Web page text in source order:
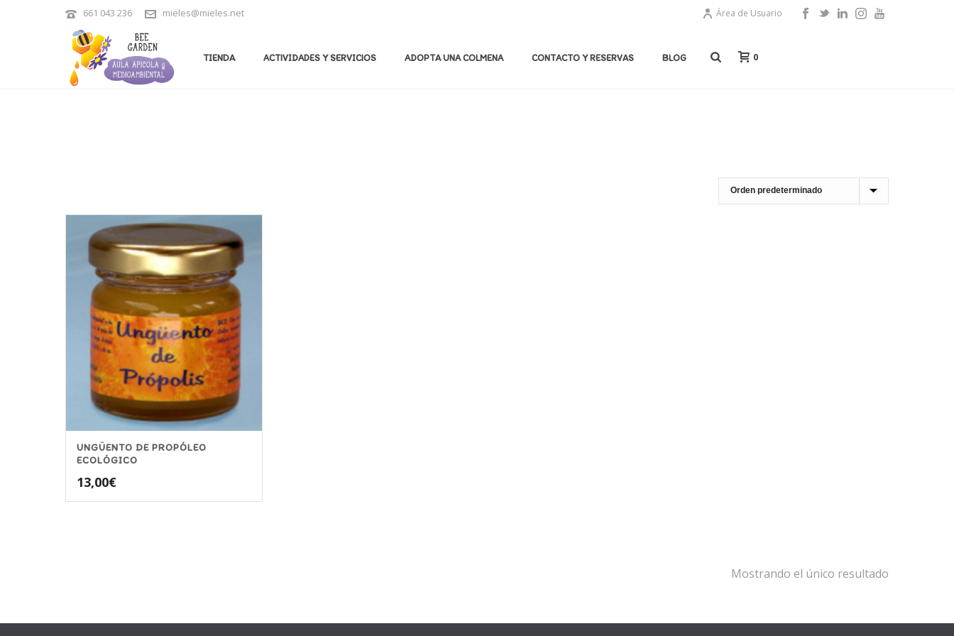
661 043 236 mieles@mieles.net Área de Usuario
TIENDA ACTIVIDADES Y SERVICIOS ADOPTA UNA COLMENA CONTACTO Y RESERVAS BLOG 0
CATÁLOGO
UNGÜENTO DE PROPÓLEO
ECOLÓGICO
13,00€
Mostrando el único resultado